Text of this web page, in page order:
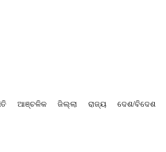
ଆଞ୍ଚଳିକ ଜିଲ୍ଲା ରାଜ୍ୟ ଦେଶ/ବିଦେଶ